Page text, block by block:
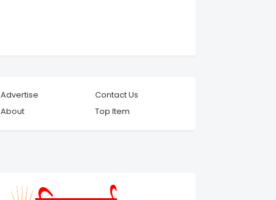
Advertise
Contact Us
About
Top Item